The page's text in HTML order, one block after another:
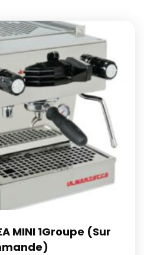
MINI 1Groupe (Sur